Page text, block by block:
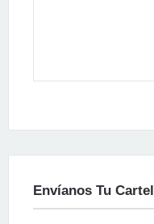
Envíanos Tu Cartel